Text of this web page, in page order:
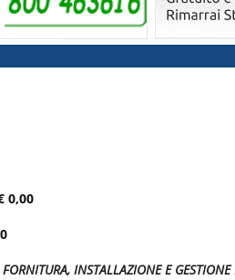
0,00
INSTALLAZIONE E GESTIONE